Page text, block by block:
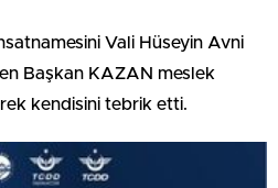
Vali Hüseyin Avni
Başkan KAZAN meslek
kendisini tebrik etti.